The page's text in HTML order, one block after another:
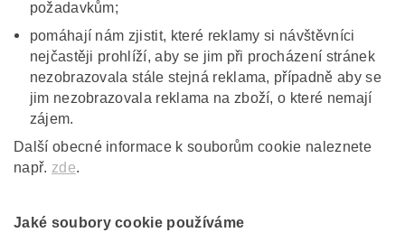
požadavkům;
pomáhají nám zjistit, které reklamy si návštěvníci
nejčastěji prohlíží, aby se jim při procházení stránek
nezobrazovala stále stejná reklama, případně aby se
jim nezobrazovala reklama na zboží, o které nemají
zájem.
Další obecné informace k souborům cookie naleznete
např. zde.
Jaké soubory cookie používáme